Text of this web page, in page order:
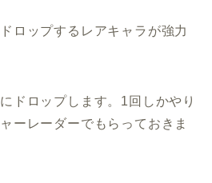
ロップするレアキャラが強力
ドロップします。1回しかやり
ーレーダーでもらっておきま